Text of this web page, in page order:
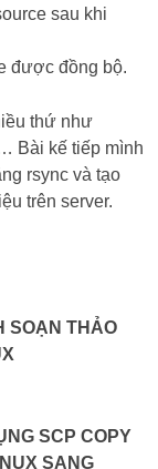
sau khi
được đồng bộ.
thứ như
Bài kế tiếp mình
rsync và tạo
trên server.
SOẠN THẢO
SCP COPY
SANG